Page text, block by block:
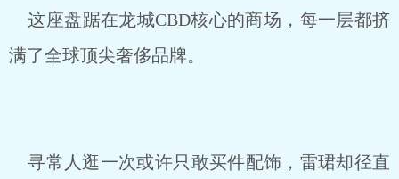
这座盘踞在龙城CBD核心的商场，每一层都挤
满了全球顶尖奢侈品牌。
寻常人逛一次或许只敢买件配饰，雷珺却径直